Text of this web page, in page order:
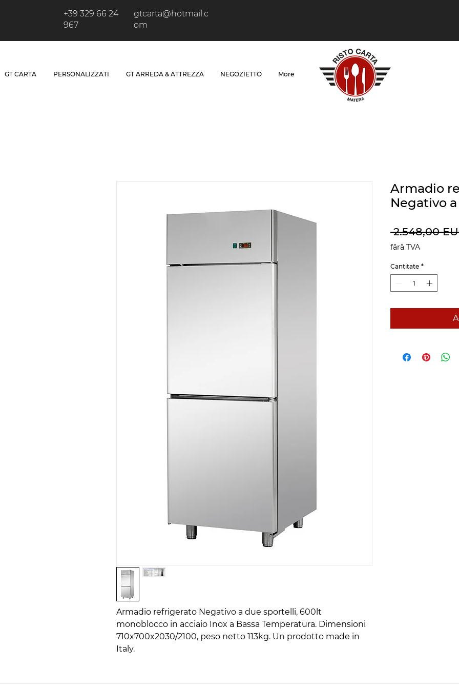
+39 329 66 24
967
gtcarta@hotmail.c
om
GT CARTA PERSONALIZZATI GT ARREDA & ATTREZZA NEGOZIETTO More
Armadio refrigerato Negativo a due sportelli, 600lt
monoblocco in acciaio Inox a Bassa Temperatura. Dimensioni
710x700x2030/2100, peso netto 113kg. Un prodotto made in
Italy.
Armadio
Negativo
2.548,00
fără TVA
Cantitate *